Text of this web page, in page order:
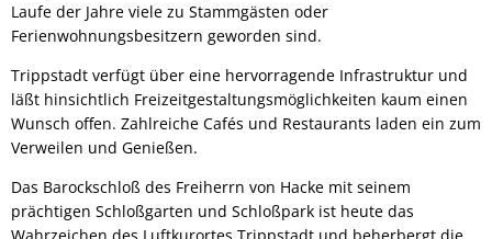
Laufe der Jahre viele zu Stammgästen oder
Ferienwohnungsbesitzern geworden sind.
Trippstadt verfügt über eine hervorragende Infrastruktur und
läßt hinsichtlich Freizeitgestaltungsmöglichkeiten kaum einen
Wunsch offen. Zahlreiche Cafés und Restaurants laden ein zum
Verweilen und Genießen.
Das Barockschloß des Freiherrn von Hacke mit seinem
prächtigen Schloßgarten und Schloßpark ist heute das